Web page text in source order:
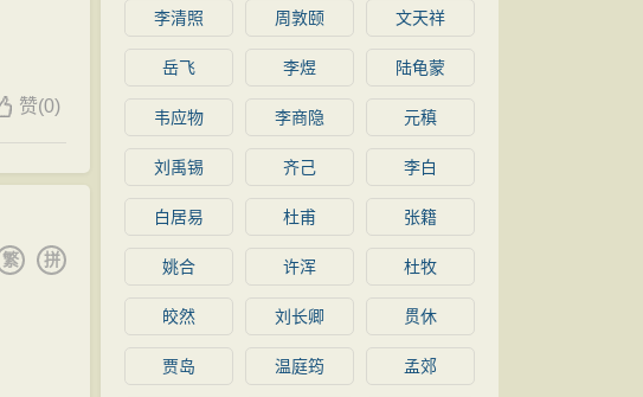
心，
中
用张
庙
赞(0)
拼
繁
李清照 周敦颐 文天祥
岳飞 李煜 陆龟蒙
韦应物 李商隐 元稹
刘禹锡 齐己 李白
白居易 杜甫 张籍
姚合 许浑 杜牧
皎然 刘长卿 贯休
贾岛 温庭筠 孟郊